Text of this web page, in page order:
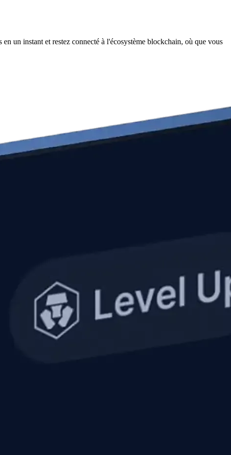
un instant et restez connecté à l'écosystème blockchain, où que vous